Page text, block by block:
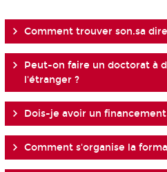
Comment trouver son.sa
Peut-on faire un doctorat à
l'étranger ?
Dois-je avoir un
Comment s'organise la